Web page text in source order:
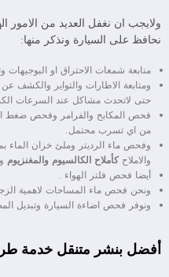
ولايجب ان نغفل العديد من الامور
نحافظ على السيارة ونذكر منها:
متابعة شمعات الاحتراق او البوجيهات
ومتابعة الاطارات والتواير
حتى لاتحدث مشاكل عند السرعات
فحص المكابح والفرامر وفحص ضغط
من اي تسرب محتمل.
وفحص ماء الرديتر وملئ خزان الماء
والاملاحكأملاح الكالسيوم والمغنزيوم
أيضا فحص فلتر الهواء .
ونحن فحص ماء المساحات لاهمية
ونوفر فحص اضاءة السيارة وتبديل
أفضل بنشر متنقل خدمة